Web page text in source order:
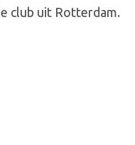
club uit Rotterdam.